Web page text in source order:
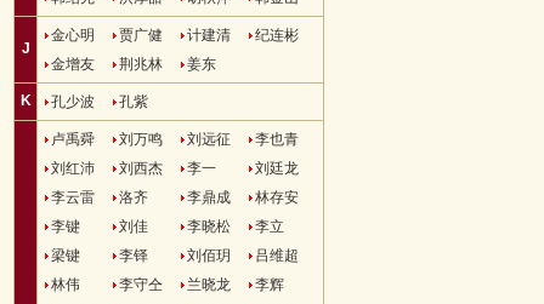
J
金心明 贾广健 计建清
纪连彬
金增友
荆兆林 姜东
K 孔少波 孔紫
卢禹舜 刘万鸣 刘远征
李也青
刘红沛
刘西杰 李一
刘廷龙
李云雷
洛齐 李鼎成
林存安
李键
刘佳 李晓松
李立
梁键
李铎 刘佰玥
吕维超
林伟
李守仝 兰晓龙
李辉